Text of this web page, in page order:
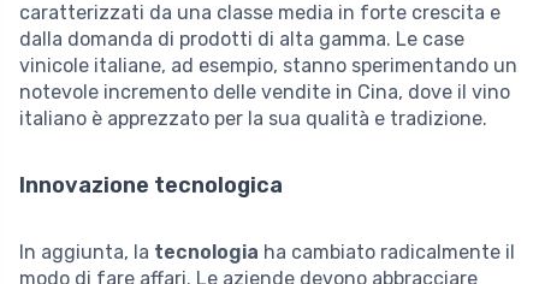
caratterizzati da una classe media in forte crescita e
dalla domanda di prodotti di alta gamma. Le case
vinicole italiane, ad esempio, stanno sperimentando un
notevole incremento delle vendite in Cina, dove il vino
italiano è apprezzato per la sua qualità e tradizione.
Innovazione tecnologica
In aggiunta, la tecnologia ha cambiato radicalmente il
modo di fare affari. Le aziende devono abbracciare